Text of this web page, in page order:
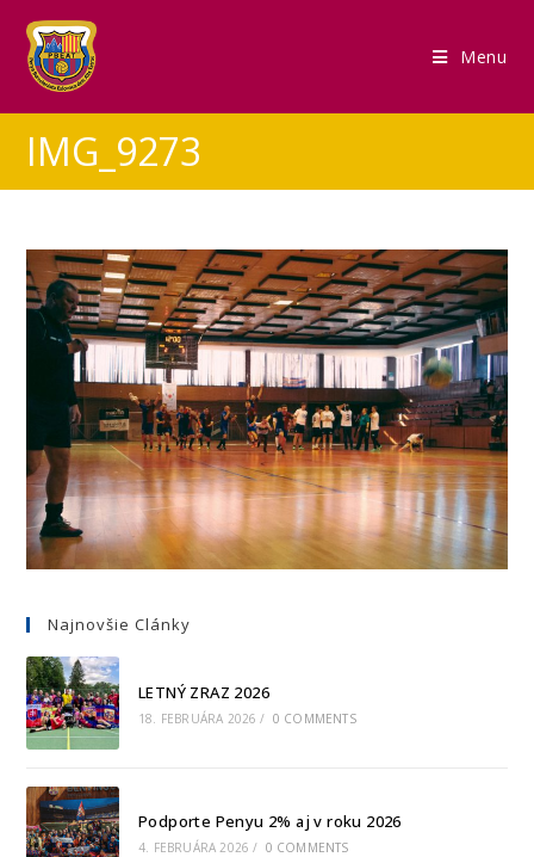
Menu
IMG_9273
Najnovšie Clánky
LETNÝ ZRAZ 2026
18. FEBRUÁRA 2026 / 0 COMMENTS
Podporte Penyu 2% aj v roku 2026
4. FEBRUÁRA 2026 / 0 COMMENTS